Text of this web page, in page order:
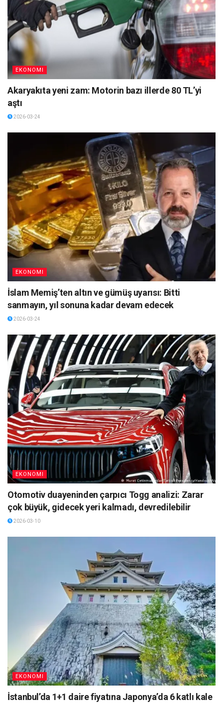
EKONOMI
Akaryakıta yeni zam: Motorin bazı illerde 80 TL’yi
aştı
2026-03-24
EKONOMI
İslam Memiş’ten altın ve gümüş uyarısı: Bitti
sanmayın, yıl sonuna kadar devam edecek
2026-03-24
EKONOMI
Otomotiv duayeninden çarpıcı Togg analizi: Zarar
çok büyük, gidecek yeri kalmadı, devredilebilir
2026-03-10
EKONOMI
İstanbul’da 1+1 daire fiyatına Japonya’da 6 katlı kale